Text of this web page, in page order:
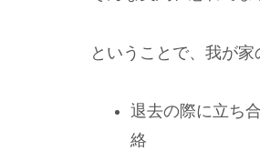
ということで、我が
退去の際に立ち
絡